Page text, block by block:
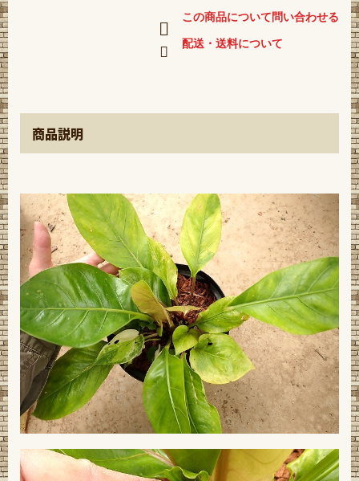
この商品について問い合わせる
配送・送料について
商品説明